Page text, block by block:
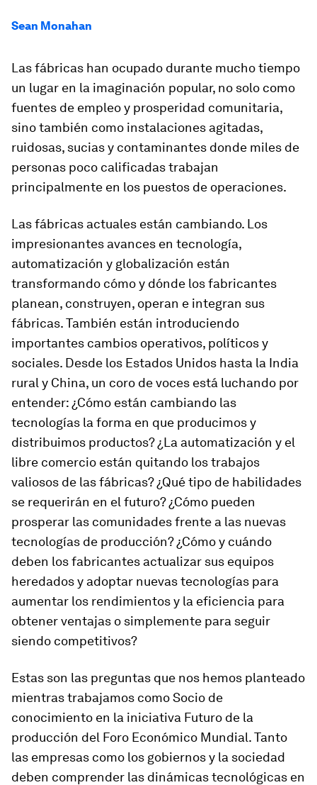
Sean Monahan
Las fábricas han ocupado durante mucho tiempo
un lugar en la imaginación popular, no solo como
fuentes de empleo y prosperidad comunitaria,
sino también como instalaciones agitadas,
ruidosas, sucias y contaminantes donde miles de
personas poco calificadas trabajan
principalmente en los puestos de operaciones.
Las fábricas actuales están cambiando. Los
impresionantes avances en tecnología,
automatización y globalización están
transformando cómo y dónde los fabricantes
planean, construyen, operan e integran sus
fábricas. También están introduciendo
importantes cambios operativos, políticos y
sociales. Desde los Estados Unidos hasta la India
rural y China, un coro de voces está luchando por
entender: ¿Cómo están cambiando las
tecnologías la forma en que producimos y
distribuimos productos? ¿La automatización y el
libre comercio están quitando los trabajos
valiosos de las fábricas? ¿Qué tipo de habilidades
se requerirán en el futuro? ¿Cómo pueden
prosperar las comunidades frente a las nuevas
tecnologías de producción? ¿Cómo y cuándo
deben los fabricantes actualizar sus equipos
heredados y adoptar nuevas tecnologías para
aumentar los rendimientos y la eficiencia para
obtener ventajas o simplemente para seguir
siendo competitivos?
Estas son las preguntas que nos hemos planteado
mientras trabajamos como Socio de
conocimiento en la iniciativa Futuro de la
producción del Foro Económico Mundial. Tanto
las empresas como los gobiernos y la sociedad
deben comprender las dinámicas tecnológicas en